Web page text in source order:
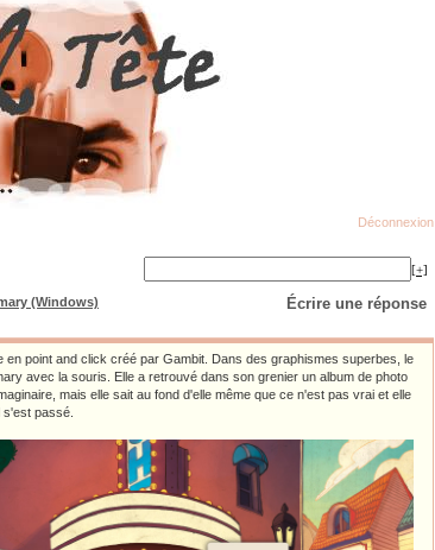
Déconnexion
[+]
Écrire une réponse
(Windows)
en point and click créé par Gambit. Dans des graphismes superbes, le
avec la souris. Elle a retrouvé dans son grenier un album de photo
mais elle sait au fond d'elle même que ce n'est pas vrai et elle
passé.